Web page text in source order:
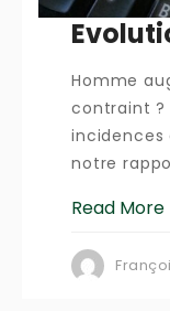
Homme
contraint ?
incidences
notre
Read More